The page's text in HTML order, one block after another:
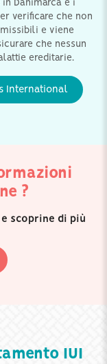
Danimarca e i
verificare che non
e viene
che nessun
ereditarie.
International
?
scoprine di più
IUI